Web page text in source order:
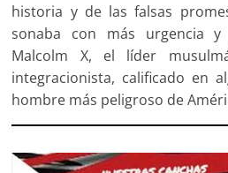
historia y de las falsas
sonaba con más urgencia
Malcolm X, el líder
integracionista, calificado en
hombre más peligroso de